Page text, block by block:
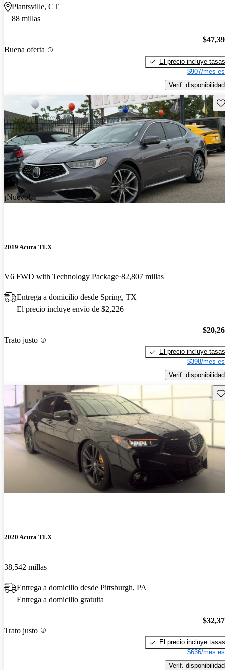
Plantsville, CT
88 millas
Buena oferta
El precio incluye tasas
$907/mes
Verif. disponibilidad
¡Nuevo!
2019 Acura TLX
V6 FWD with Technology Package 82,807 millas
Entrega a domicilio desde Spring, TX
El precio incluye envío de $2,226
Trato justo
El precio incluye tasas
$398/mes
Verif. disponibilidad
2020 Acura TLX
38,542 millas
Entrega a domicilio desde Pittsburgh, PA
Entrega a domicilio gratuita
Trato justo
El precio incluye tasas
$636/mes
Verif. disponibilidad